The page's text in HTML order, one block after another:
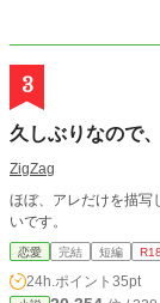
オ
呼
時
き
転
る。 ＊＊＊ 作：赤利鳥マド （ https://x.com/akari1cb ） イラ
し、
3
久しぶりなので
ZigZag
ほぼ、アレだけを描写
いです。
恋愛 完結 短編 R18
24h.ポイント 35pt